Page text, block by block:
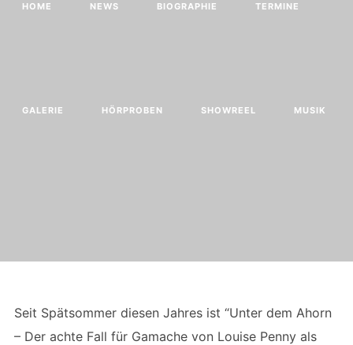
HOME NEWS BIOGRAPHIE TERMINE
GALERIE HÖRPROBEN SHOWREEL MUSIK
Seit Spätsommer diesen Jahres ist “Unter dem Ahorn
– Der achte Fall für Gamache von Louise Penny als